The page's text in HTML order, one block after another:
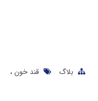
بلاگ
قند خون